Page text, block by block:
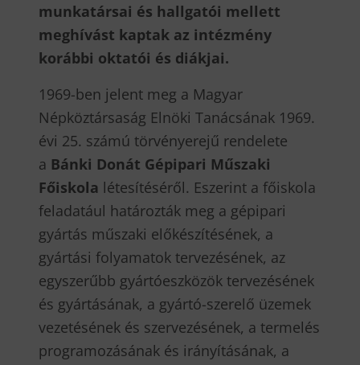
munkatársai és hallgatói mellett
meghívást kaptak az intézmény
korábbi oktatói és diákjai.
1969-ben jelent meg a Magyar
Népköztársaság Elnöki Tanácsának 1969.
évi 25. számú törvényerejű rendelete
a Bánki Donát Gépipari Műszaki
Főiskola létesítéséről. Eszerint a főiskola
feladatául határozták meg a gépipari
gyártás műszaki előkészítésének, a
gyártási folyamatok tervezésének, az
egyszerűbb gyártóeszközök tervezésének
és gyártásának, a gyártó-szerelő üzemek
vezetésének és szervezésének, a termelés
programozásának és irányításának, a